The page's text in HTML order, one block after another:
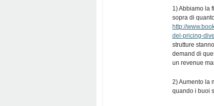
1) Abbiamo la
sopra di
http://
del-pricing-
strutture
demand di
un revenue
2) Aumento la
quando i buoi